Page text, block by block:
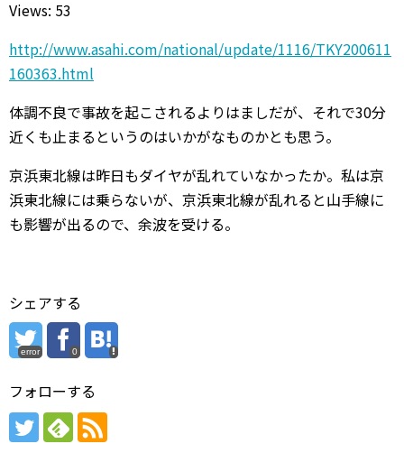
Views: 53
http://www.asahi.com/national/update/1116/TKY200611
160363.html
体調不良で事故を起こされるよりはましだが、それで30分
近くも止まるというのはいかがなものかとも思う。
京浜東北線は昨日もダイヤが乱れていなかったか。私は京
浜東北線には乗らないが、京浜東北線が乱れると山手線に
も影響が出るので、余波を受ける。
シェアする
error 0
フォローする